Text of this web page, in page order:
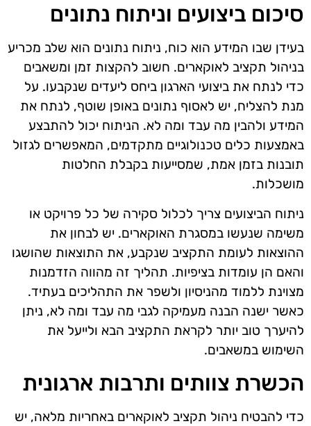
סיכום ביצועים וניתוח נתונים
בעידן שבו המידע הוא כוח, ניתוח נתונים הוא שלב מכריע
בניהול תקציב לאוקארים. חשוב להקצות זמן ומשאבים
כדי לנתח את ביצועי הארגון ביחס ליעדים שנקבעו. על
מנת להצליח, יש לאסוף נתונים באופן שוטף, לנתח את
המידע ולהבין מה עבד ומה לא. הניתוח יכול להתבצע
באמצעות כלים טכנולוגיים מתקדמים, המאפשרים לגזול
תובנות בזמן אמת, שמסייעות בקבלת החלטות
מושכלות.
ניתוח הביצועים צריך לכלול סקירה של כל פרויקט או
משימה שנעשו במסגרת האוקארים. יש לבחון את
ההוצאות לעומת התקציב שנקבע, את התוצאות שהושגו
והאם הן עומדות בציפיות. תהליך זה מהווה הזדמנות
מצוינת ללמוד מהניסיון ולשפר את התהליכים בעתיד.
כאשר ישנה הבנה מעמיקה לגבי מה עבד ומה לא, ניתן
להיערך טוב יותר לקראת התקציב הבא ולייעל את
השימוש במשאבים.
הכשרת צוותים ותרבות ארגונית
כדי להבטיח ניהול תקציב לאוקארים באחריות מלאה, יש